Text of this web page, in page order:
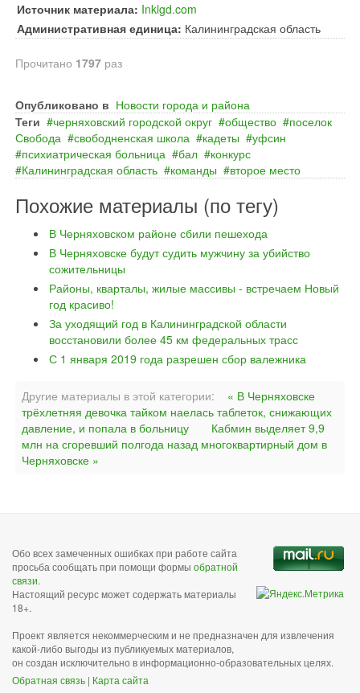
Источник материала: Inklgd.com
Административная единица: Калининградская область
Прочитано 1797 раз
Опубликовано в Новости города и района
Теги
черняховский городской округ общество
поселок
Свобода
свободненская школа кадеты
уфсин
психиатрическая больница
бал
конкурс
Калининградская область
команды второе место
Похожие материалы (по тегу)
В Черняховском районе сбили пешехода
В Черняховске будут судить мужчину за убийство
сожительницы
Районы, кварталы, жилые массивы - встречаем Новый
год красиво!
За уходящий год в Калининградской области
восстановили более 45 км федеральных трасс
С 1 января 2019 года разрешен сбор валежника
Другие материалы в этой категории:
« В Черняховске
трёхлетняя девочка тайком наелась таблеток, снижающих
давление, и попала в больницу
Кабмин выделяет 9,9
млн на сгоревший полгода назад многоквартирный дом в
Черняховске »
Обо всех замеченных ошибках при работе сайта
просьба сообщать при помощи формы обратной
связи.
Настоящий ресурс может содержать материалы
18+.
Проект является некоммерческим и не предназначен для извлечения
какой-либо выгоды из публикуемых материалов,
он создан исключительно в информационно-образовательных целях.
Обратная связь | Карта сайта